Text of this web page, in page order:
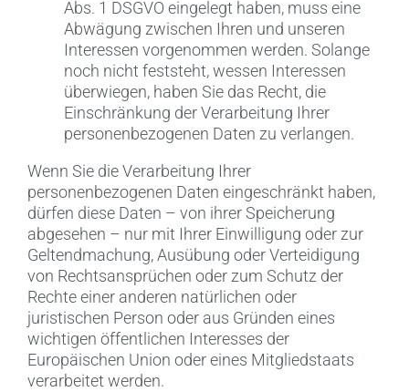
Abs. 1 DSGVO eingelegt haben, muss eine
Abwägung zwischen Ihren und unseren
Interessen vorgenommen werden. Solange
noch nicht feststeht, wessen Interessen
überwiegen, haben Sie das Recht, die
Einschränkung der Verarbeitung Ihrer
personenbezogenen Daten zu verlangen.
Wenn Sie die Verarbeitung Ihrer
personenbezogenen Daten eingeschränkt haben,
dürfen diese Daten – von ihrer Speicherung
abgesehen – nur mit Ihrer Einwilligung oder zur
Geltendmachung, Ausübung oder Verteidigung
von Rechtsansprüchen oder zum Schutz der
Rechte einer anderen natürlichen oder
juristischen Person oder aus Gründen eines
wichtigen öffentlichen Interesses der
Europäischen Union oder eines Mitgliedstaats
verarbeitet werden.